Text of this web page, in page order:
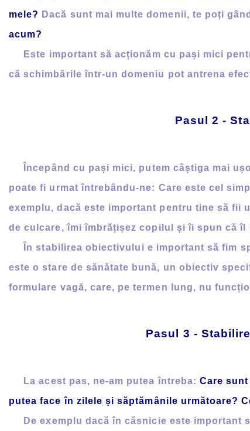
mele? Dacă sunt mai multe domenii, te poți
acum?
Este important să acționăm cu pași mici
că schimbările într-un domeniu pot antrena
Pasul 2 -
Începând cu pași mici, putem câștiga mai
poate fi urmat întrebându-ne: Care este cel
exemplu, dacă este important pentru tine să fii
de culcare, îmi îmbrățișez copilul și îi spun că îl
În stabilirea obiectivului e important să fim
este o stare de sănătate bună, un obiectiv
formulare vagă, care, pe termen lung, nu
Pasul 3 -
La acest pas, ne-am putea întreba: Care
putea face în zilele și săptămânile următoare?
De exemplu dacă în căsnicie este important